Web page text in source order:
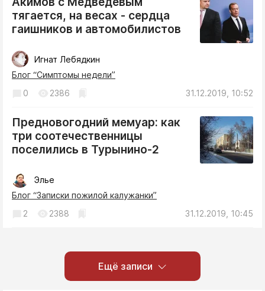
тягается, на весах - сердца
гаишников и автомобилистов
Игнат Лебядкин
Блог “Симптомы недели”
31.12.2019, 10:52
0 2386
Предновогодний мемуар: как
три соотечественницы
поселились в Турынино-2
Элье
Блог “Записки пожилой калужанки”
31.12.2019, 10:45
2 2388
Ещё записи